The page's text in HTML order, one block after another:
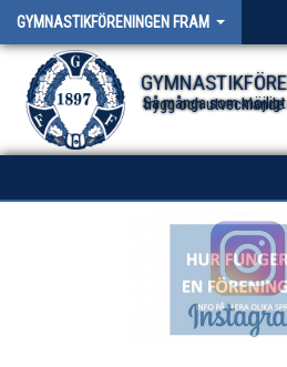
GYMNASTIKFÖRENINGEN FRAM
Så många som möjligt - Så länge som möjligt - I en trygg och
NYHETER FÖR ALLA TRUPPER